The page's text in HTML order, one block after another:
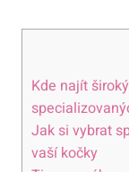
Kde najít
Jak si vybrat
vaší kočky